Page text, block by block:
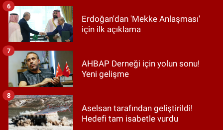
Erdoğan'dan 'Mekke Anlaşması'
için ilk açıklama
6
AHBAP Derneği için yolun sonu!
Yeni gelişme
7
Aselsan tarafından geliştirildi!
Hedefi tam isabetle vurdu
8